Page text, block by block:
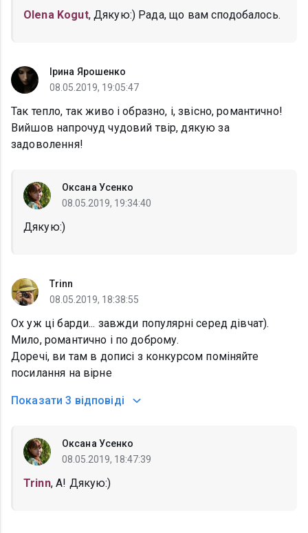
Olena Kogut, Дякую:) Рада, що вам сподобалось.
Ірина Ярошенко
08.05.2019, 19:05:47
Так тепло, так живо і образно, і, звісно, романтично!
Вийшов напрочуд чудовий твір, дякую за
задоволення!
Оксана Усенко
08.05.2019, 19:34:40
Дякую:)
Trinn
08.05.2019, 18:38:55
Ох уж ці барди... завжди популярні серед дівчат).
Мило, романтично і по доброму.
Доречі, ви там в дописі з конкурсом поміняйте
посилання на вірне
Показати 3 відповіді
Оксана Усенко
08.05.2019, 18:47:39
Trinn, А! Дякую:)